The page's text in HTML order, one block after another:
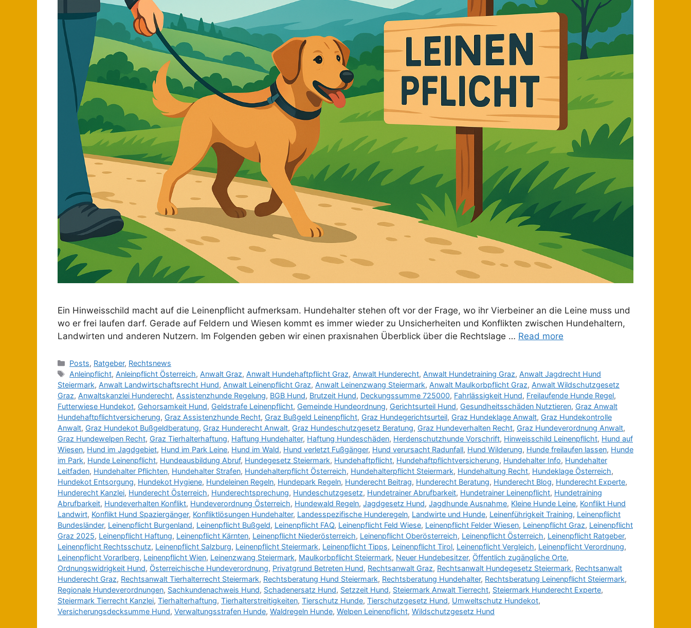
Ein Hinweisschild macht auf die Leinenpflicht aufmerksam. Hundehalter stehen oft vor der Frage, wo ihr Vierbeiner an die Leine muss und
wo er frei laufen darf. Gerade auf Feldern und Wiesen kommt es immer wieder zu Unsicherheiten und Konflikten zwischen Hundehaltern,
Landwirten und anderen Nutzern. Im Folgenden geben wir einen praxisnahen Überblick über die Rechtslage … Read more
Posts, Ratgeber, Rechtsnews
Anleinpflicht, Anleinpflicht Österreich, Anwalt Graz, Anwalt Hundehaftpflicht Graz, Anwalt Hunderecht, Anwalt Hundetraining Graz, Anwalt Jagdrecht Hund
Steiermark, Anwalt Landwirtschaftsrecht Hund, Anwalt Leinenpflicht Graz, Anwalt Leinenzwang Steiermark, Anwalt Maulkorbpflicht Graz, Anwalt Wildschutzgesetz
Graz, Anwaltskanzlei Hunderecht, Assistenzhunde Regelung, BGB Hund, Brutzeit Hund, Deckungssumme 725000, Fahrlässigkeit Hund, Freilaufende Hunde Regel,
Futterwiese Hundekot, Gehorsamkeit Hund, Geldstrafe Leinenpflicht, Gemeinde Hundeordnung, Gerichtsurteil Hund, Gesundheitsschäden Nutztieren, Graz Anwalt
Hundehaftpflichtversicherung, Graz Assistenzhunde Recht, Graz Bußgeld Leinenpflicht, Graz Hundegerichtsurteil, Graz Hundeklage Anwalt, Graz Hundekontrolle
Anwalt, Graz Hundekot Bußgeldberatung, Graz Hunderecht Anwalt, Graz Hundeschutzgesetz Beratung, Graz Hundeverhalten Recht, Graz Hundeverordnung Anwalt,
Graz Hundewelpen Recht, Graz Tierhalterhaftung, Haftung Hundehalter, Haftung Hundeschäden, Herdenschutzhunde Vorschrift, Hinweisschild Leinenpflicht, Hund auf
Wiesen, Hund im Jagdgebiet, Hund im Park Leine, Hund im Wald, Hund verletzt Fußgänger, Hund verursacht Radunfall, Hund Wilderung, Hunde freilaufen lassen, Hunde
im Park, Hunde Leinenpflicht, Hundeausbildung Abruf, Hundegesetz Steiermark, Hundehaftpflicht, Hundehaftpflichtversicherung, Hundehalter Info, Hundehalter
Leitfaden, Hundehalter Pflichten, Hundehalter Strafen, Hundehalterpflicht Österreich, Hundehalterpflicht Steiermark, Hundehaltung Recht, Hundeklage Österreich,
Hundekot Entsorgung, Hundekot Hygiene, Hundeleinen Regeln, Hundepark Regeln, Hunderecht Beitrag, Hunderecht Beratung, Hunderecht Blog, Hunderecht Experte,
Hunderecht Kanzlei, Hunderecht Österreich, Hunderechtsprechung, Hundeschutzgesetz, Hundetrainer Abrufbarkeit, Hundetrainer Leinenpflicht, Hundetraining
Abrufbarkeit, Hundeverhalten Konflikt, Hundeverordnung Österreich, Hundewald Regeln, Jagdgesetz Hund, Jagdhunde Ausnahme, Kleine Hunde Leine, Konflikt Hund
Landwirt, Konflikt Hund Spaziergänger, Konfliktlösungen Hundehalter, Landesspezifische Hunderegeln, Landwirte und Hunde, Leinenführigkeit Training, Leinenpflicht
Bundesländer, Leinenpflicht Burgenland, Leinenpflicht Bußgeld, Leinenpflicht FAQ, Leinenpflicht Feld Wiese, Leinenpflicht Felder Wiesen, Leinenpflicht Graz, Leinenpflicht
Graz 2025, Leinenpflicht Haftung, Leinenpflicht Kärnten, Leinenpflicht Niederösterreich, Leinenpflicht Oberösterreich, Leinenpflicht Österreich, Leinenpflicht Ratgeber,
Leinenpflicht Rechtsschutz, Leinenpflicht Salzburg, Leinenpflicht Steiermark, Leinenpflicht Tipps, Leinenpflicht Tirol, Leinenpflicht Vergleich, Leinenpflicht Verordnung,
Leinenpflicht Vorarlberg, Leinenpflicht Wien, Leinenzwang Steiermark, Maulkorbpflicht Steiermark, Neuer Hundebesitzer, Öffentlich zugängliche Orte,
Ordnungswidrigkeit Hund, Österreichische Hundeverordnung, Privatgrund Betreten Hund, Rechtsanwalt Graz, Rechtsanwalt Hundegesetz Steiermark, Rechtsanwalt
Hunderecht Graz, Rechtsanwalt Tierhalterrecht Steiermark, Rechtsberatung Hund Steiermark, Rechtsberatung Hundehalter, Rechtsberatung Leinenpflicht Steiermark,
Regionale Hundeverordnungen, Sachkundenachweis Hund, Schadenersatz Hund, Setzzeit Hund, Steiermark Anwalt Tierrecht, Steiermark Hunderecht Experte,
Steiermark Tierrecht Kanzlei, Tierhalterhaftung, Tierhalterstreitigkeiten, Tierschutz Hunde, Tierschutzgesetz Hund, Umweltschutz Hundekot,
Versicherungsdecksumme Hund, Verwaltungsstrafen Hunde, Waldregeln Hunde, Welpen Leinenpflicht, Wildschutzgesetz Hund